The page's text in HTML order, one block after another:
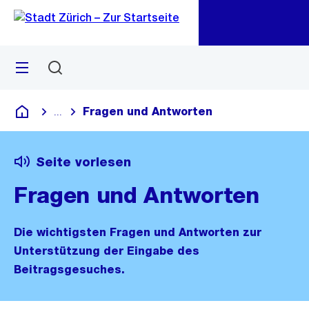
Navigation
Sprunglink
Menü
Deutsch
Blende alle Breadcrumbs ein
Fragen und Antworten
Seite vorlesen
Fragen und Antworten
Die wichtigsten Fragen und Antworten zur
Unterstützung der Eingabe des
Beitragsgesuches.